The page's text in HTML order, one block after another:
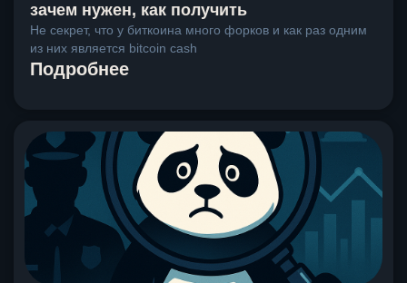
зачем нужен, как получить
Не секрет, что у биткоина много форков и как раз одним
из них является bitcoin cash
Подробнее